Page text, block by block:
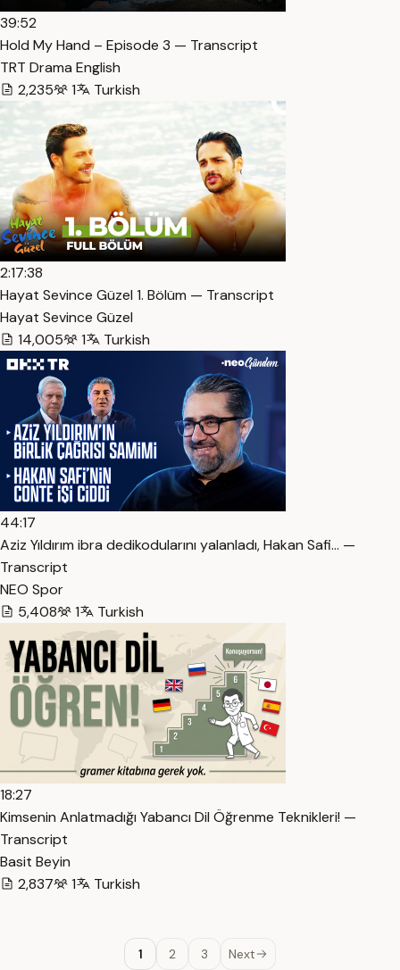
39:52
Hold My Hand – Episode 3 — Transcript
TRT Drama English
2,235
1 Turkish
2:17:38
Hayat Sevince Güzel 1. Bölüm — Transcript
Hayat Sevince Güzel
14,005
1 Turkish
44:17
Aziz Yıldırım ibra dedikodularını yalanladı, Hakan Safi… —
Transcript
NEO Spor
5,408
1 Turkish
18:27
Kimsenin Anlatmadığı Yabancı Dil Öğrenme Teknikleri! —
Transcript
Basit Beyin
2,837
1 Turkish
1 2 3 Next